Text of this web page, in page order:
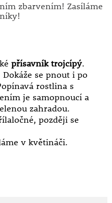
zbarvením! Zasíláme
přísavník trojcípý.
se pnout i po
rostlina s
je samopnoucí a
zahradou.
později se
v květináči.
- stín.